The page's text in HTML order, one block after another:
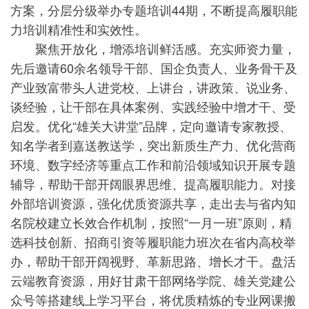
方案，分层分级举办专题培训44期，不断提高履职能
力培训精准性和实效性。
聚焦开放化，增添培训鲜活感。充实师资力量，
先后邀请60余名领导干部、国企负责人、业务骨干及
产业致富带头人进党校、上讲台，讲政策、说业务、
谈经验，让干部在具体案例、实践经验中增才干、受
启发。优化“雄关大讲堂”品牌，定向邀请专家教授、
知名学者到嘉送教送学，突出新质生产力、优化营商
环境、数字经济等重点工作和前沿领域知识开展专题
辅导，帮助干部开阔眼界思维、提高履职能力。对接
外部培训资源，强化优质资源共享，走出去与省内知
名院校建立长效合作机制，按照“一月一班”原则，精
选科技创新、招商引资等履职能力班次在省内高校举
办，帮助干部开阔视野、革新思路、增长才干。盘活
云端教育资源，用好甘肃干部网络学院、雄关党建公
众号等搭建线上学习平台，将优质精炼的专业网课搬